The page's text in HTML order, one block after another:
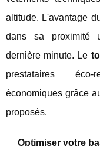
altitude. L'avantage
dans sa proximité
dernière minute. Le
prestataires
économiques grâce
proposés.
Optimiser votre